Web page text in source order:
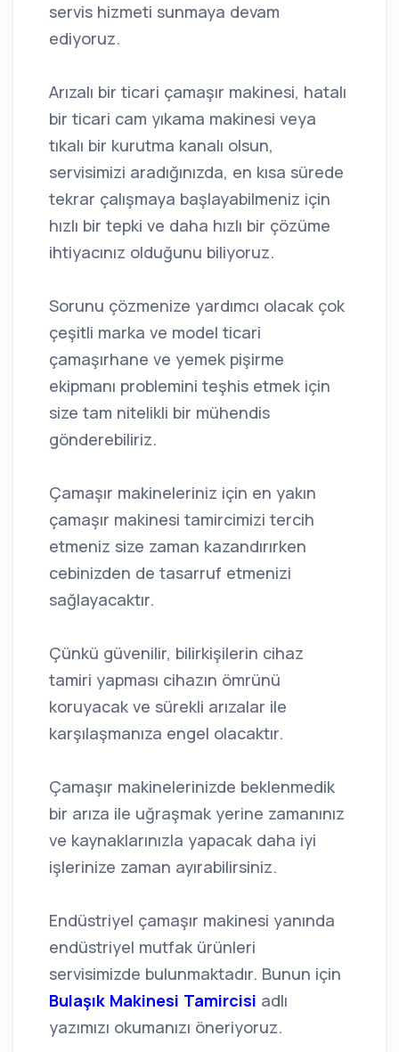
servis hizmeti sunmaya devam
ediyoruz.
Arızalı bir ticari çamaşır makinesi, hatalı
bir ticari cam yıkama makinesi veya
tıkalı bir kurutma kanalı olsun,
servisimizi aradığınızda, en kısa sürede
tekrar çalışmaya başlayabilmeniz için
hızlı bir tepki ve daha hızlı bir çözüme
ihtiyacınız olduğunu biliyoruz.
Sorunu çözmenize yardımcı olacak çok
çeşitli marka ve model ticari
çamaşırhane ve yemek pişirme
ekipmanı problemini teşhis etmek için
size tam nitelikli bir mühendis
gönderebiliriz.
Çamaşır makineleriniz için en yakın
çamaşır makinesi tamircimizi tercih
etmeniz size zaman kazandırırken
cebinizden de tasarruf etmenizi
sağlayacaktır.
Çünkü güvenilir, bilirkişilerin cihaz
tamiri yapması cihazın ömrünü
koruyacak ve sürekli arızalar ile
karşılaşmanıza engel olacaktır.
Çamaşır makinelerinizde beklenmedik
bir arıza ile uğraşmak yerine zamanınız
ve kaynaklarınızla yapacak daha iyi
işlerinize zaman ayırabilirsiniz.
Endüstriyel çamaşır makinesi yanında
endüstriyel mutfak ürünleri
servisimizde bulunmaktadır. Bunun için
Bulaşık Makinesi Tamircisi adlı
yazımızı okumanızı öneriyoruz.